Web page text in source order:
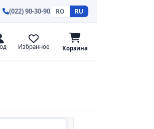
(022) 90-30-90 RO RU
Избранное Корзина